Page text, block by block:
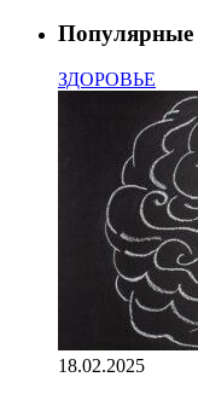
ЗДОРОВЬЕ
18.02.2025